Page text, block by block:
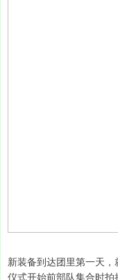
新装备到达团里第一天
仪式开始前部队集合时拍